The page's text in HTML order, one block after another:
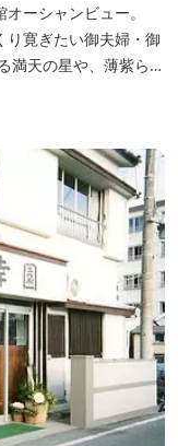
ーシャンビュー。
り寛ぎたい御夫婦・御
満天の星や、薄紫ら染
大釜で蒸し上げる名
海鮮鍋も。